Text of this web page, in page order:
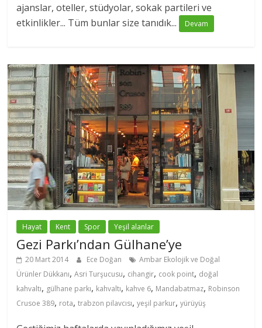
ajanslar, oteller, stüdyolar, sokak partileri ve
etkinlikler... Tüm bunlar size tanıdık...
Devam
Hayat Kent Spor Yeşil alanlar
Gezi Parkı’ndan Gülhane’ye
20 Mart 2014 Ece Doğan
Ambar Ekolojik ve Doğal
Ürünler Dükkanı,Asri Turşucusu, cihangir, cook point, doğal
kahvaltı, gülhane parkı, kahvaltı, kahve 6, Mandabatmaz, Robinson
Crusoe 389, rota,trabzon pilavcısı,yeşil parkur,yürüyüş